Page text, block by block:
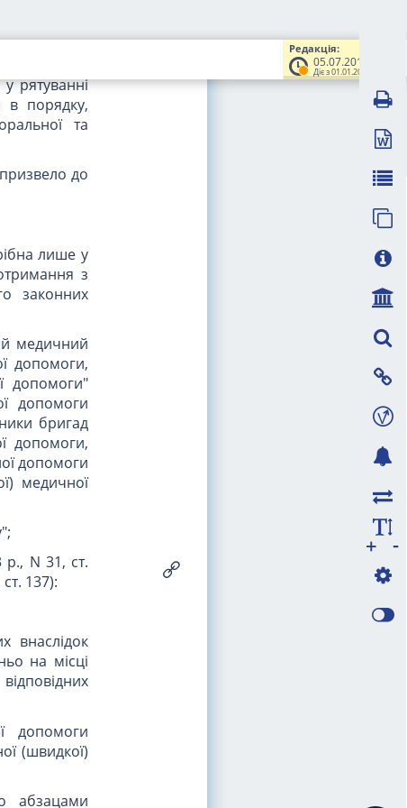
Редакція:
05.07.2012
Діє з 01.01.2013
та іншим
рятуванні
в порядку,
та
до
лише у
з
законних
медичний
допомоги,
допомоги"
допомоги
бригад
допомоги,
допомоги
медичної
р., N 31, ст.
137):
внаслідок
на місці
допомоги
(швидкої)
абзацами
-
+